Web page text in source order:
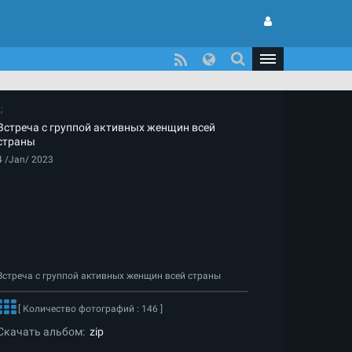
с группой активных женщин всей
/Jan/ 2023
с группой активных женщин всей страны
[ Количество фотографий : 146 ]
альбом: zip